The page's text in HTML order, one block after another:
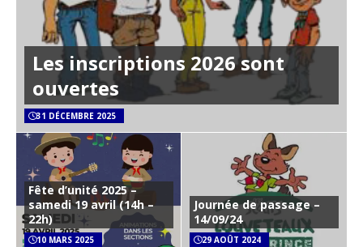
Les inscriptions 2026 sont
ouvertes
31 DÉCEMBRE 2025
Fête d’unité 2025 –
samedi 19 avril (14h –
22h)
10 MARS 2025
Journée de passage –
14/09/24
29 AOÛT 2024